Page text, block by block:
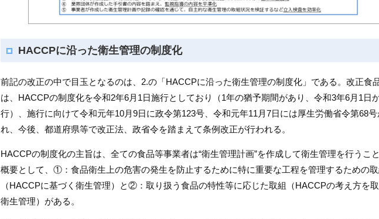
HACCPに沿った衛生管理の制度化
前記の改正の中で目玉となるのは、2.の「HACCPに沿った衛生管理の制度化」である。改正食
は、HACCPの制度化を令和2年6月1日施行としており（1年の猶予期間があり、令和3年6月1日
行）、施行に向けて令和元年10月9日に政令第123号、令和元年11月7日には厚生労働省令第68号
れ、今後、都道府県等で改正法、政省令を踏まえて条例改正が行われる。
HACCPの制度化の主旨は、全ての食品等事業者は“衛生管理計画”を作成して衛生管理を行うこと
概要として、①：食品衛生上の危害の発生を防止するために特に重要な工程を管理するための取
（HACCPに基づく衛生管理）と②：取り扱う食品の特性等に応じた取組（HACCPの考え方を
衛生管理）がある。